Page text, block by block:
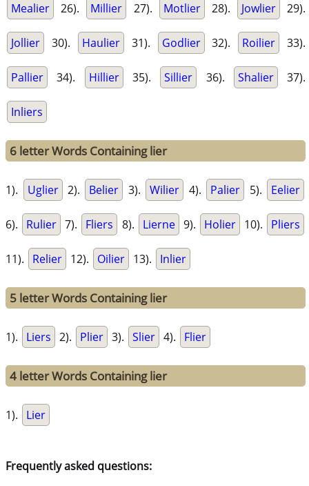
Mealier 26). Millier 27). Motlier 28). Jowlier 29).
Jollier 30). Haulier 31). Godlier 32). Roilier 33).
Pallier 34). Hillier 35). Sillier 36). Shalier 37).
Inliers
6 letter Words Containing lier
1). Uglier 2). Belier 3). Wilier 4). Palier 5). Eelier
6). Rulier 7). Fliers 8). Lierne 9). Holier 10). Pliers
11). Relier 12). Oilier 13). Inlier
5 letter Words Containing lier
1). Liers 2). Plier 3). Slier 4). Flier
4 letter Words Containing lier
1). Lier
Frequently asked questions: